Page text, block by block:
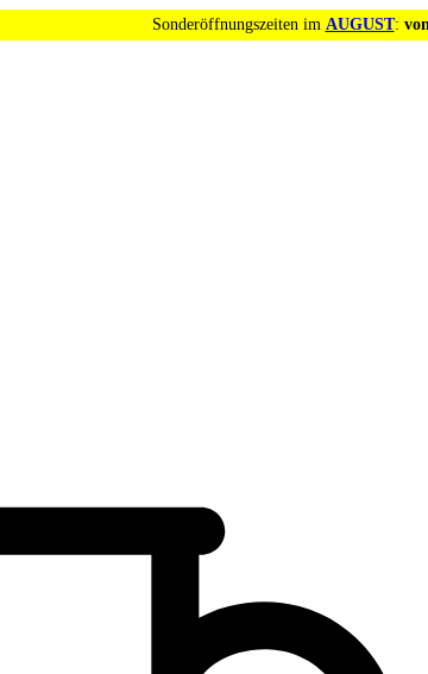
Sonderöffnungszeiten im AUGUST: